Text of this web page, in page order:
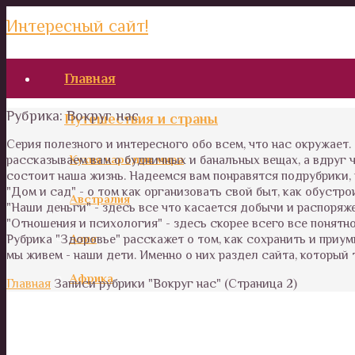
Интересный сайт!
Главная
Путешествия и страны
Кухня народов мира
Австралия
Азия
Африка
Рубрика:Вокруг нас
Серия полезного и интересного обо всем, что нас
рассказываем вам о будничных и банальных вещах, а
состоит наша жизнь. Надеемся вам понравятся
"Дом и сад" - о том как организовать свой быт, как
"Наши деньги" - здесь все что касается добычи и
"Отношения и психология" - здесь скорее всего все
Рубрика "Здоровье" расскажет о том, как сохранить и
мы живем - наши дети. Именно о них раздел сайта, который
Главная Записи рубрики "Вокруг нас" (Страница 2)